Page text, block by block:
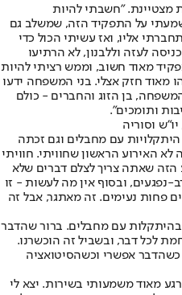
מצטיינת. "חשבתי להיות
שמעתי על התפקיד הזה, שמשלב גם
אליו, ואז עשיתי הכול כדי
לעזה וללבנון, לא הרתיעו
מאוד חשוב, וממש רציתי להיות
משהו מאוד חזק אצלי. בני המשפחה ידעו
בן הזוג והחברים - כולם
ותומכים".
וסוריה
עם מחבלים וגם זכתה
האירוע הראשון שחוויתי. חוויתי
הזה שאתה צריך לצלם דברים שלא
נפגעים, ובסוף אין מה לעשות - זו
פחות נעימים. זה מאתגר, אבל זה
בהיתקלות עם מחבלים. ברור שהדבר
לכל דבר, ובשביל זה הוכשרנו.
אפשרי וכשהסיטואציה
מאוד משמעותי בשירות. יצא לי